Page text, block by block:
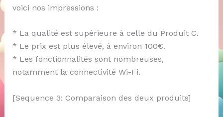
voici nos impressions :
* La qualité est supérieure à celle du Produit C.
* Le prix est plus élevé, à environ 100€.
* Les fonctionnalités sont nombreuses,
notamment la connectivité Wi-Fi.
[Sequence 3: Comparaison des deux produits]